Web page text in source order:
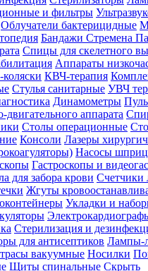
и фильтры
Облучатели бактерицидные
Бандажи Стремена
Спицы для скелетного
Аппараты
КВЧ-терапия
Стулья санитарные УВЧ
Динамометры
аппарата
Столы операционные
Консоли Лазеры
Насосы
Гастроскопы и
для забора крови Счетчики
Жгуты
Укладки и
Стерилизация и
для антисептиков Лампы-
вакуумные Носилки
Щиты спинальные Скрыть